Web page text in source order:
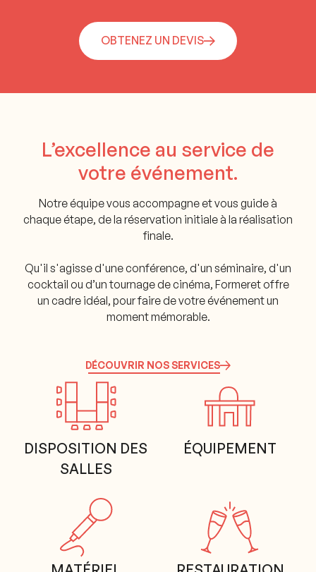
OBTENEZ UN DEVIS
L’excellence au service de
votre événement.
Notre équipe vous accompagne et vous guide à
chaque étape, de la réservation initiale à la réalisation
finale.
Qu'il s'agisse d'une conférence, d'un séminaire, d'un
cocktail ou d’un tournage de cinéma, Formeret offre
un cadre idéal, pour faire de votre événement un
moment mémorable.
DÉCOUVRIR NOS SERVICES
DISPOSITION DES
SALLES
ÉQUIPEMENT